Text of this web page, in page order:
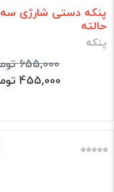
پنکه دستی شارژی سه
حالته
پنکه
655,000 تومان
455,000 تومان